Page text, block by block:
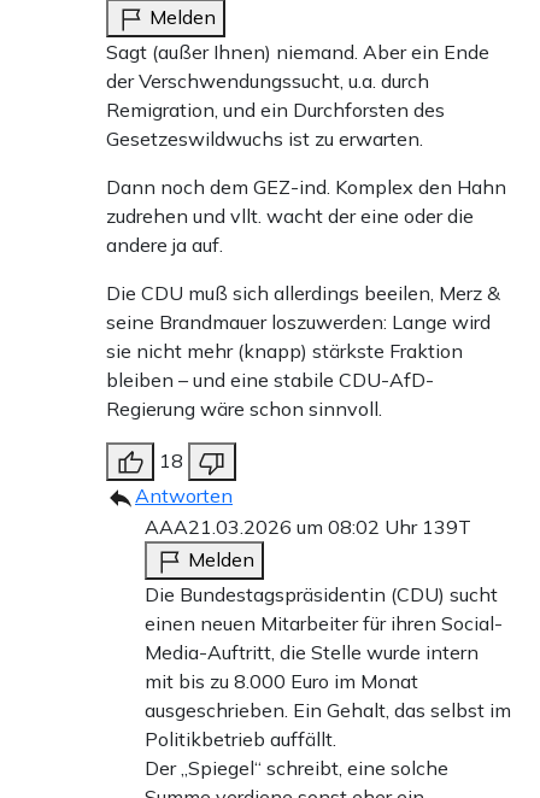
Melden
Sagt (außer Ihnen) niemand. Aber ein Ende
der Verschwendungssucht, u.a. durch
Remigration, und ein Durchforsten des
Gesetzeswildwuchs ist zu erwarten.
Dann noch dem GEZ-ind. Komplex den Hahn
zudrehen und vllt. wacht der eine oder die
andere ja auf.
Die CDU muß sich allerdings beeilen, Merz &
seine Brandmauer loszuwerden: Lange wird
sie nicht mehr (knapp) stärkste Fraktion
bleiben – und eine stabile CDU-AfD-
Regierung wäre schon sinnvoll.
18
Antworten
AAA21.03.2026 um 08:02 Uhr 139T
Melden
Die Bundestagspräsidentin (CDU) sucht
einen neuen Mitarbeiter für ihren Social-
Media-Auftritt, die Stelle wurde intern
mit bis zu 8.000 Euro im Monat
ausgeschrieben. Ein Gehalt, das selbst im
Politikbetrieb auffällt.
Der „Spiegel“ schreibt, eine solche